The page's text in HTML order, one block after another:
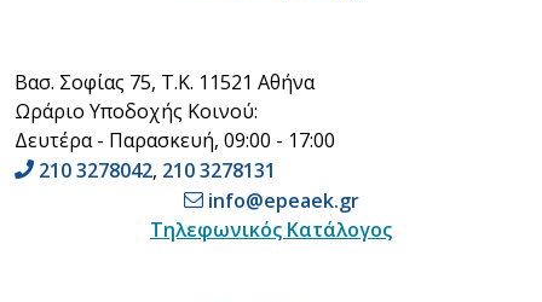
Βασ. Σοφίας 75, Τ.Κ. 11521 Αθήνα
Ωράριο Υποδοχής Κοινού:
Δευτέρα - Παρασκευή, 09:00 - 17:00
210 3278042, 210 3278131
info@epeaek.gr
Τηλεφωνικός Κατάλογος